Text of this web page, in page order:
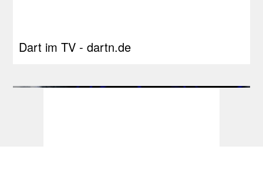
Dart im TV - dartn.de